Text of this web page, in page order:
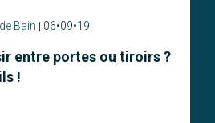
Bain 06•09•19
entre portes ou tiroirs ?
!